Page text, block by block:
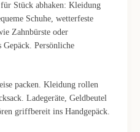
Stück abhaken: Kleidung
Schuhe, wetterfeste
Zahnbürste oder
Gepäck. Persönliche
packen. Kleidung rollen
Ladegeräte, Geldbeutel
griffbereit ins Handgepäck.